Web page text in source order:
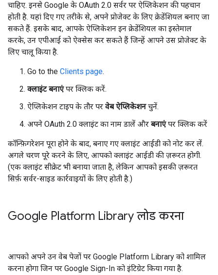
चाहिए. इनसे Google के OAuth 2.0 सर्वर पर ऐप्लिकेशन की पहचान
होती है. यहां दिए गए तरीके से, अपने प्रोजेक्ट के लिए क्रेडेंशियल बनाए जा
सकते हैं. इसके बाद, आपके ऐप्लिकेशन इन क्रेडेंशियल का इस्तेमाल
करके, उन एपीआई को ऐक्सेस कर सकते हैं जिन्हें आपने उस प्रोजेक्ट के
लिए चालू किया है.
Go to the Clients page.
क्लाइंट बनाएंपर क्लिक करें.
ऐप्लिकेशन टाइप के तौर पर वेब ऐप्लिकेशनचुनें.
अपने OAuth 2.0 क्लाइंट का नाम डालें और बनाएंपर क्लिक करें
कॉन्फ़िगरेशन पूरा होने के बाद, बनाए गए क्लाइंट आईडी को नोट कर लें.
अगले चरण पूरे करने के लिए, आपको क्लाइंट आईडी की ज़रूरत होगी.
(एक क्लाइंट सीक्रेट भी बनाया जाता है, लेकिन आपको इसकी ज़रूरत
सिर्फ़ सर्वर-साइड कार्रवाइयों के लिए होती है.)
Google Platform Library लोड करना
आपको अपने उन वेब पेजों पर Google Platform Library को शामिल
करना होगा जिन पर Google Sign-In को इंटिग्रेट किया गया है.